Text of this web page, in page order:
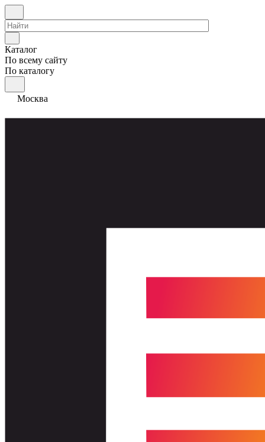
Каталог
По всему сайту
По каталогу
Москва